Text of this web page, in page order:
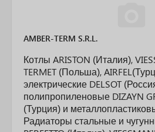
AMBER-TERM S.R.L.
Котлы ARISTON (Италия),
TERMET (Польша),
электрические DELSOT
полипропиленовые DIZAYN
(Турция) и
Радиаторы стальные и